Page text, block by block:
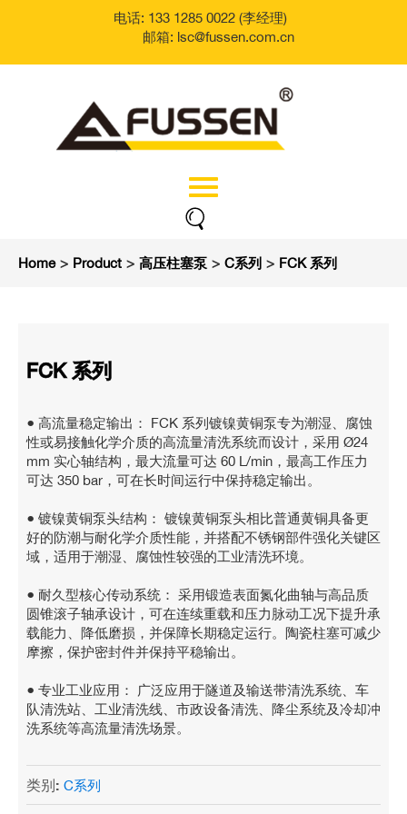
电话: 133 1285 0022 (李经理)
邮箱: lsc@fussen.com.cn
Home > Product > 高压柱塞泵 > C系列 > FCK 系列
FCK 系列
● 高流量稳定输出： FCK 系列镀镍黄铜泵专为潮湿、腐蚀
性或易接触化学介质的高流量清洗系统而设计，采用 Ø24
mm 实心轴结构，最大流量可达 60 L/min，最高工作压力
可达 350 bar，可在长时间运行中保持稳定输出。
● 镀镍黄铜泵头结构： 镀镍黄铜泵头相比普通黄铜具备更
好的防潮与耐化学介质性能，并搭配不锈钢部件强化关键区
域，适用于潮湿、腐蚀性较强的工业清洗环境。
● 耐久型核心传动系统： 采用锻造表面氮化曲轴与高品质
圆锥滚子轴承设计，可在连续重载和压力脉动工况下提升承
载能力、降低磨损，并保障长期稳定运行。陶瓷柱塞可减少
摩擦，保护密封件并保持平稳输出。
● 专业工业应用： 广泛应用于隧道及输送带清洗系统、车
队清洗站、工业清洗线、市政设备清洗、降尘系统及冷却冲
洗系统等高流量清洗场景。
类别: C系列